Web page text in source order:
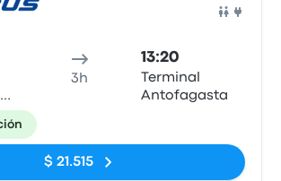
3h
13:20
Terminal
Antofagasta
$ 21.515